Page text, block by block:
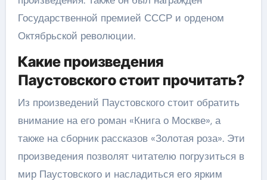
Государственной премией СССР и орденом
Октябрьской революции.
Какие произведения
Паустовского стоит прочитать?
Из произведений Паустовского стоит обратить
внимание на его роман «Книга о Москве», а
также на сборник рассказов «Золотая роза». Эти
произведения позволят читателю погрузиться в
мир Паустовского и насладиться его ярким